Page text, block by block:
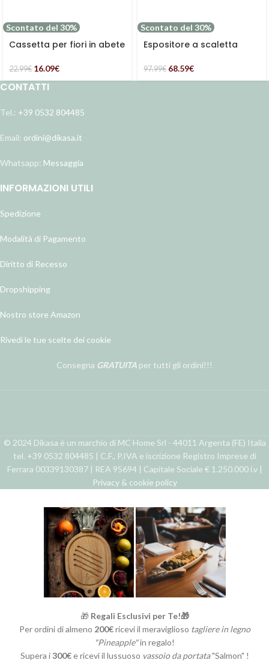
Scontato del 30%
Cassetta per fiori in abete
22.99€ 16.09€
Scontato del 30%
Espositore a scaletta
97.99€ 68.59€
CONTATTI
Tel.: +39 0532 804485
Email: ordini@dikasa.it
Whatsapp: Messaggia
INFORMAZIONI UTILI
Spedizione
Modalità di Pagamento
Diritto di Recesso
Dropshipping
Nostro store Amazon
Rivedi le tue scelte dei cookie
Consegna GRATUITA per tutti gli ordini!!!
© 2024 Dikasa è un marchio di MC Home Srl - 44011 Argenta (FE) Italia
tel. +39 0532 804485 | C.F., P.IVA e iscrizione Registro Imprese di
Ferrara 00339130387 | REA 95694 | Capitale Sociale € 1.250.000 i.v |
Privacy & cookie policy
🎁 Regali Esclusivi per Te!🎁
Per ordini di almeno 200€ricevi il meraviglioso tagliere in legno
"Pineapple"in regalo!
Supera i300€e ricevi il lussuoso vassoio da portata"Salmon" !